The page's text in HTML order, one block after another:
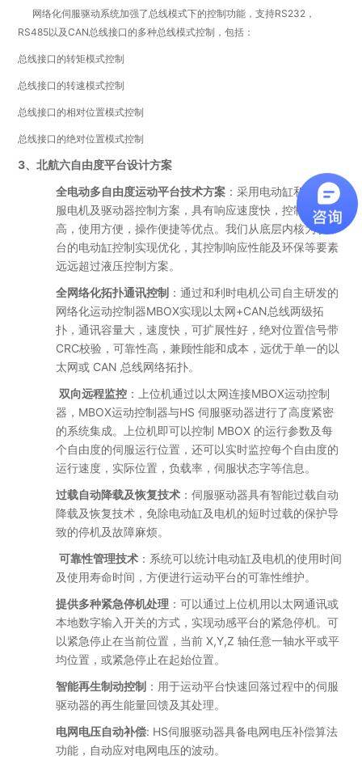
网络化伺服驱动系统加强了总线模式下的控制功能，支持RS232，
RS485以及CAN总线接口的多种总线模式控制，包括：
总线接口的转矩模式控制
总线接口的转速模式控制
总线接口的相对位置模式控制
总线接口的绝对位置模式控制
3、北航六自由度平台设计方案
全电动多自由度运动平台技术方案 ：采用电动缸和交流伺
服电机及驱动器控制方案，具有响应速度快，控制精度
高，使用方便，操作便捷等优点。我们从底层内核为该平
台的电动缸控制实现优化，其控制响应性能及环保等要素
远远超过液压控制方案。
全网络化拓扑通讯控制 ：通过和利时电机公司自主研发的
网络化运动控制器MBOX实现以太网+CAN总线两级拓
扑，通讯容量大，速度快，可扩展性好，绝对位置信号带
CRC校验，可靠性高，兼顾性能和成本，远优于单一的以
太网或 CAN 总线网络拓扑。
双向远程监控 ：上位机通过以太网连接MBOX运动控制
器，MBOX运动控制器与HS 伺服驱动器进行了高度紧密
的系统集成。上位机即可以控制 MBOX 的运行参数及每
个自由度的伺服运行位置，还可以实时监控每个自由度的
运行速度，实际位置，负载率，伺服状态字等信息。
过载自动降载及恢复技术 ：伺服驱动器具有智能过载自动
降载及恢复技术，免除电动缸及电机的短时过载的保护导
致的停机及故障麻烦。
可靠性管理技术 ：系统可以统计电动缸及电机的使用时间
及使用寿命时间，方便进行运动平台的可靠性维护。
提供多种紧急停机处理 ：可以通过上位机用以太网通讯或
本地数字输入开关的方式，实现动感平台的紧急停机。可
以紧急停止在当前位置，当前 X,Y,Z 轴任意一轴水平或平
均位置，或紧急停止在起始位置。
智能再生制动控制 ：用于运动平台快速回落过程中的伺服
驱动器的再生能量回馈及其处理。
电网电压自动补偿: HS伺服驱动器具备电网电压补偿算法
功能，自动应对电网电压的波动。